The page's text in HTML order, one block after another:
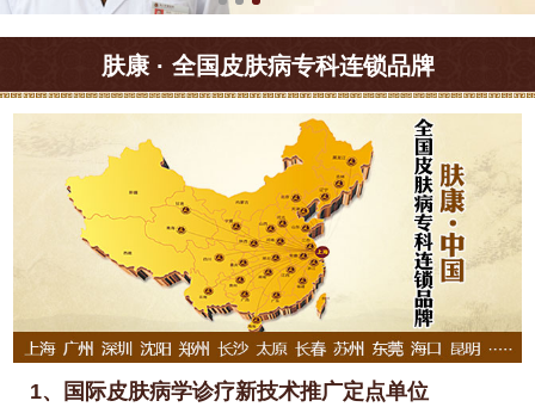
肤康 · 全国皮肤病专科连锁品牌
1、国际皮肤病学诊疗新技术推广定点单位